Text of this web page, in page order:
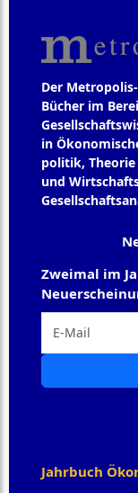
Der
Bücher im
in
politik,
und
Zweimal im
Jahrbuch